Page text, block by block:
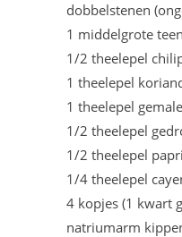
dobbelstenen
1 middelgrote
1/2 theelepel
1 theelepel
1 theelepel
1/2 theelepel
1/2 theelepel
1/4 theelepel
4 kopjes (1 kwart
natriumarm